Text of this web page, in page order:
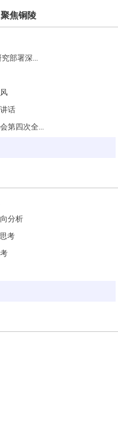
聚焦铜陵
部署深...
话
第四次全...
分析
考